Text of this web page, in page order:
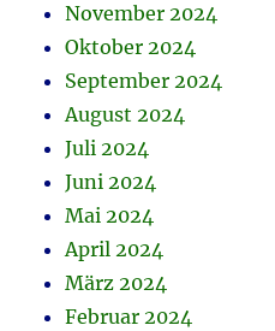
November 2024
Oktober 2024
September 2024
August 2024
Juli 2024
Juni 2024
Mai 2024
April 2024
März 2024
Februar 2024